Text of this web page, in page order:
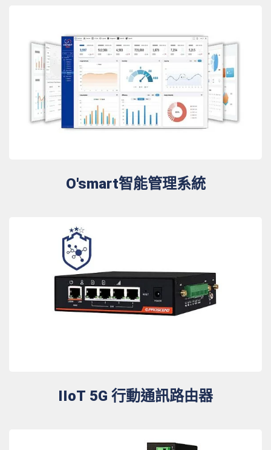
O'smart智能管理系統
IIoT 5G 行動通訊路由器